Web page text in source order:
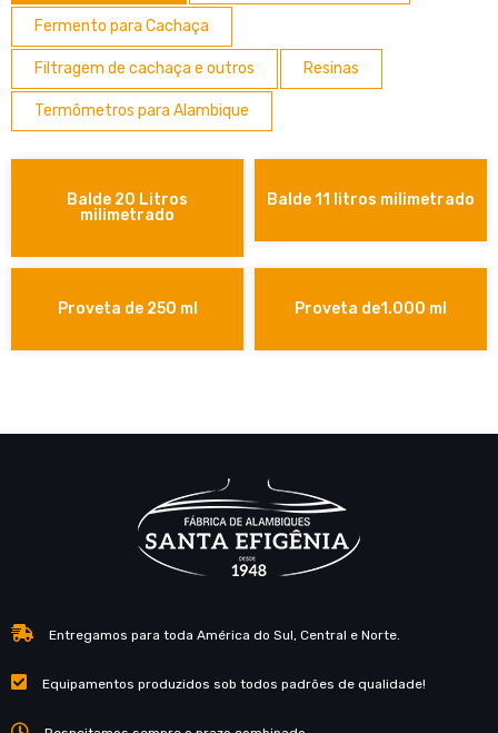
Fermento para Cachaça
Filtragem de cachaça e outros Resinas
Termômetros para Alambique
Balde 20 Litros
milimetrado
Balde 11 litros milimetrado
Proveta de 250 ml Proveta de1.000 ml
Entregamos para toda América do Sul, Central e Norte.
Equipamentos produzidos sob todos padrões de qualidade!